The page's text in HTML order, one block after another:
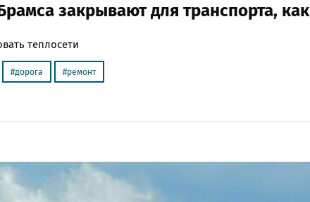
закрывают для транспорта, как
теплосети
дорога ремонт